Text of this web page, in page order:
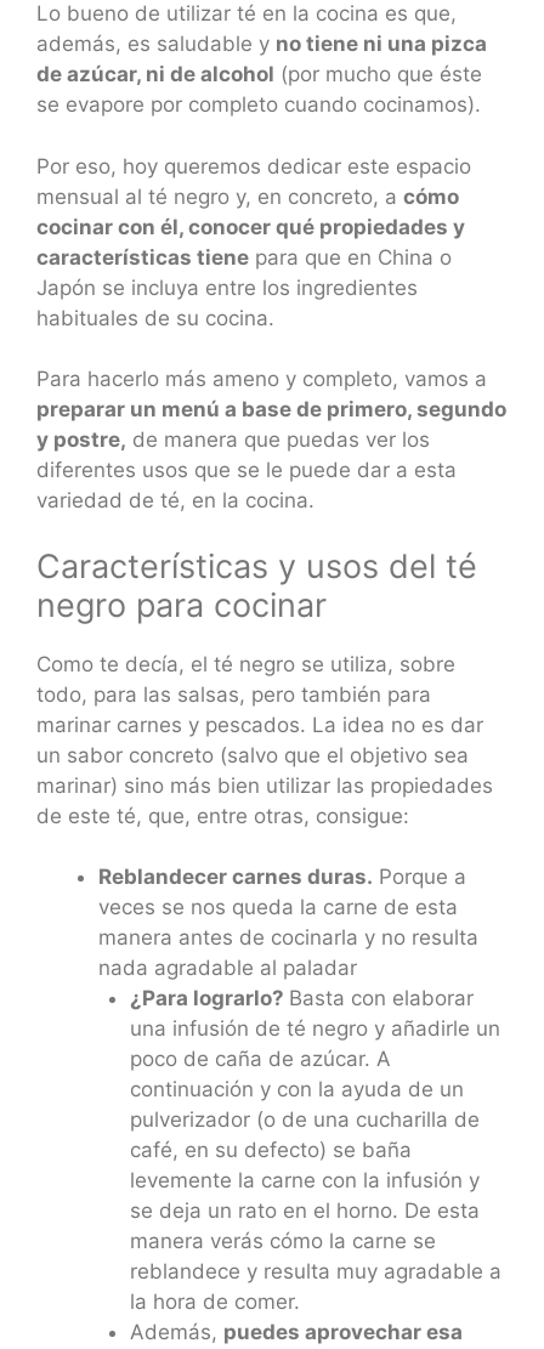
Lo bueno de utilizar té en la cocina es que,
además, es saludable y no tiene ni una pizca
de azúcar, ni de alcohol (por mucho que éste
se evapore por completo cuando cocinamos).
Por eso, hoy queremos dedicar este espacio
mensual al té negro y, en concreto, a cómo
cocinar con él, conocer qué propiedades y
características tiene para que en China o
Japón se incluya entre los ingredientes
habituales de su cocina.
Para hacerlo más ameno y completo, vamos a
preparar un menú a base de primero, segundo
y postre, de manera que puedas ver los
diferentes usos que se le puede dar a esta
variedad de té, en la cocina.
Características y usos del té
negro para cocinar
Como te decía, el té negro se utiliza, sobre
todo, para las salsas, pero también para
marinar carnes y pescados. La idea no es dar
un sabor concreto (salvo que el objetivo sea
marinar) sino más bien utilizar las propiedades
de este té, que, entre otras, consigue:
Reblandecer carnes duras. Porque a
veces se nos queda la carne de esta
manera antes de cocinarla y no resulta
nada agradable al paladar
¿Para lograrlo? Basta con elaborar
una infusión de té negro y añadirle un
poco de caña de azúcar. A
continuación y con la ayuda de un
pulverizador (o de una cucharilla de
café, en su defecto) se baña
levemente la carne con la infusión y
se deja un rato en el horno. De esta
manera verás cómo la carne se
reblandece y resulta muy agradable a
la hora de comer.
Además, puedes aprovechar esa